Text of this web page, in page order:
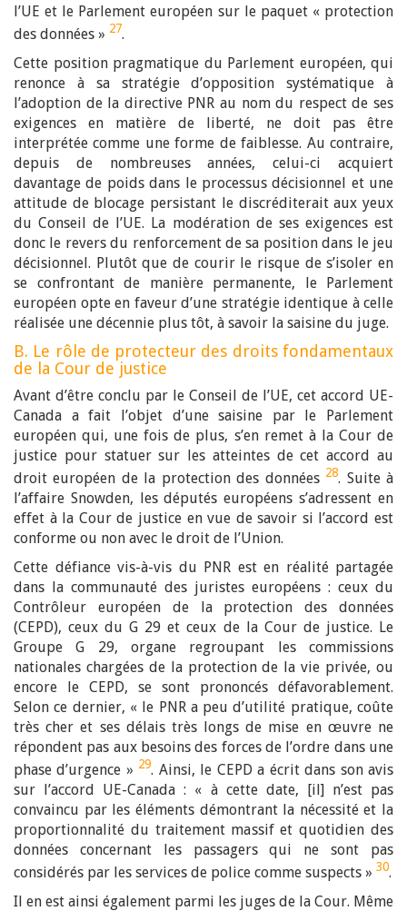
l’UE et le Parlement européen sur le paquet « protection
des données » 27.
Cette position pragmatique du Parlement européen, qui
renonce à sa stratégie d’opposition systématique à
l’adoption de la directive PNR au nom du respect de ses
exigences en matière de liberté, ne doit pas être
interprétée comme une forme de faiblesse. Au contraire,
depuis de nombreuses années, celui-ci acquiert
davantage de poids dans le processus décisionnel et une
attitude de blocage persistant le discréditerait aux yeux
du Conseil de l’UE. La modération de ses exigences est
donc le revers du renforcement de sa position dans le jeu
décisionnel. Plutôt que de courir le risque de s’isoler en
se confrontant de manière permanente, le Parlement
européen opte en faveur d’une stratégie identique à celle
réalisée une décennie plus tôt, à savoir la saisine du juge.
B. Le rôle de protecteur des droits fondamentaux
de la Cour de justice
Avant d’être conclu par le Conseil de l’UE, cet accord UE-
Canada a fait l’objet d’une saisine par le Parlement
européen qui, une fois de plus, s’en remet à la Cour de
justice pour statuer sur les atteintes de cet accord au
droit européen de la protection des données 28. Suite à
l’affaire Snowden, les députés européens s’adressent en
effet à la Cour de justice en vue de savoir si l’accord est
conforme ou non avec le droit de l’Union.
Cette défiance vis-à-vis du PNR est en réalité partagée
dans la communauté des juristes européens : ceux du
Contrôleur européen de la protection des données
(CEPD), ceux du G 29 et ceux de la Cour de justice. Le
Groupe G 29, organe regroupant les commissions
nationales chargées de la protection de la vie privée, ou
encore le CEPD, se sont prononcés défavorablement.
Selon ce dernier, « le PNR a peu d’utilité pratique, coûte
très cher et ses délais très longs de mise en œuvre ne
répondent pas aux besoins des forces de l’ordre dans une
phase d’urgence » 29. Ainsi, le CEPD a écrit dans son avis
sur l’accord UE-Canada : « à cette date, [il] n’est pas
convaincu par les éléments démontrant la nécessité et la
proportionnalité du traitement massif et quotidien des
données concernant les passagers qui ne sont pas
considérés par les services de police comme suspects » 30.
Il en est ainsi également parmi les juges de la Cour. Même